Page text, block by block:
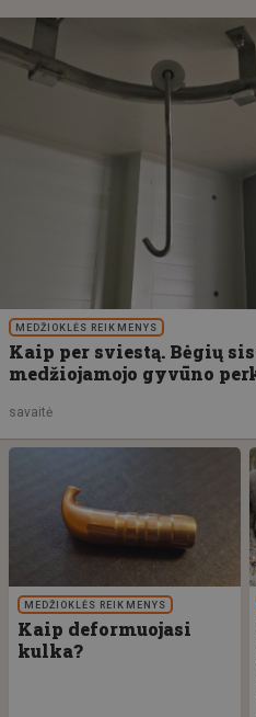
MEDŽIOKLĖS REIKMENYS
Kaip per sviestą. Bėgių
medžiojamojo gyvūno
savaitė
MEDŽIOKLĖS REIKMENYS
Kaip deformuojasi
kulka?